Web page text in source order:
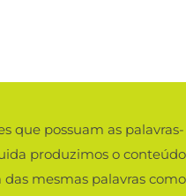
que possuam as palavras-
produzimos o conteúdo
mesmas palavras como